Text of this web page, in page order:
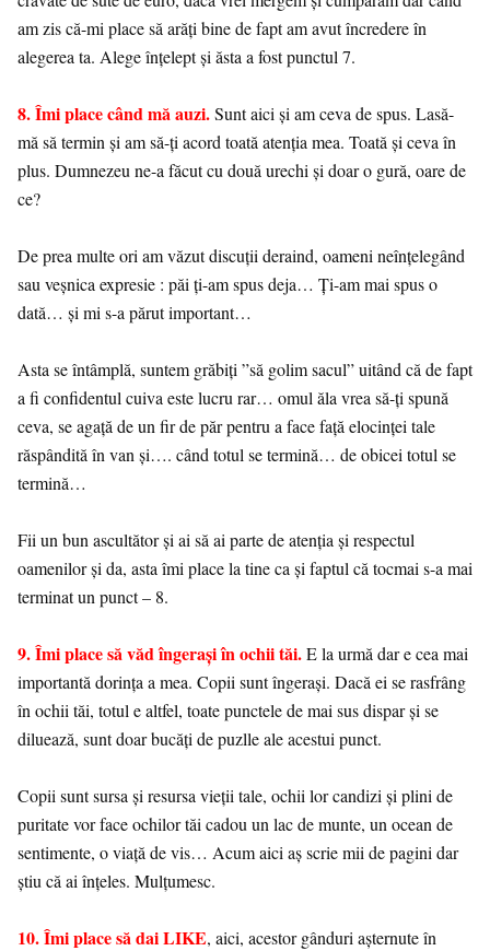
am zis că-mi place să arăți bine de fapt am avut încredere în
alegerea ta. Alege înțelept și ăsta a fost punctul 7.
8. Îmi place când mă auzi.Sunt aici și am ceva de spus. Lasă-
mă să termin și am să-ți acord toată atenția mea. Toată și ceva în
plus. Dumnezeu ne-a făcut cu două urechi și doar o gură, oare de
ce?
De prea multe ori am văzut discuții deraind, oameni neînțelegând
sau veșnica expresie : păi ți-am spus deja… Ți-am mai spus o
dată… și mi s-a părut important…
Asta se întâmplă, suntem grăbiți ”să golim sacul” uitând că de fapt
a fi confidentul cuiva este lucru rar… omul ăla vrea să-ți spună
ceva, se agață de un fir de păr pentru a face față elocinței tale
răspândită în van și…. când totul se termină… de obicei totul se
termină…
Fii un bun ascultător și ai să ai parte de atenția și respectul
oamenilor și da, asta îmi place la tine ca și faptul că tocmai s-a mai
terminat un punct – 8.
9. Îmi place să văd îngerași în ochii tăi.E la urmă dar e cea mai
importantă dorința a mea. Copii sunt îngerași. Dacă ei se rasfrâng
în ochii tăi, totul e altfel, toate punctele de mai sus dispar și se
diluează, sunt doar bucăți de puzlle ale acestui punct.
Copii sunt sursa și resursa vieții tale, ochii lor candizi și plini de
puritate vor face ochilor tăi cadou un lac de munte, un ocean de
sentimente, o viață de vis… Acum aici aș scrie mii de pagini dar
știu că ai înțeles. Mulțumesc.
10. Îmi place să dai LIKE, aici, acestor gânduri așternute în